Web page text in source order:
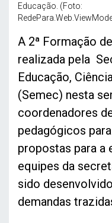
Educação. (Foto:
A 2ª Formação
realizada pela
Educação,
(Semec) nesta
coordenadores
pedagógicos
propostas para a
equipes da
sido
demandas